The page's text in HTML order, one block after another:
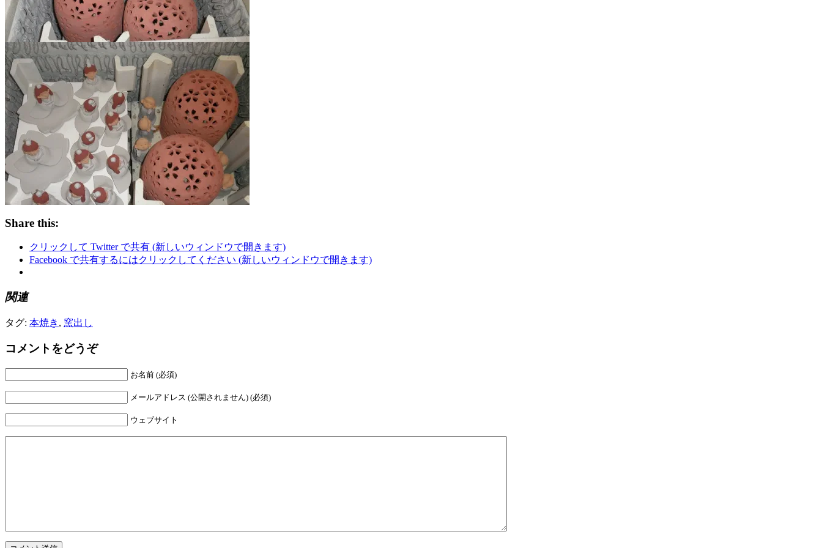
Share this:
クリックして Twitter で共有 (新しいウィンドウで開きます)
Facebook で共有するにはクリックしてください (新しいウィンドウで開きます)
関連
タグ: 本焼き , 窯出し
コメントをどうぞ
お名前 (必須)
メールアドレス (公開されません) (必須)
ウェブサイト